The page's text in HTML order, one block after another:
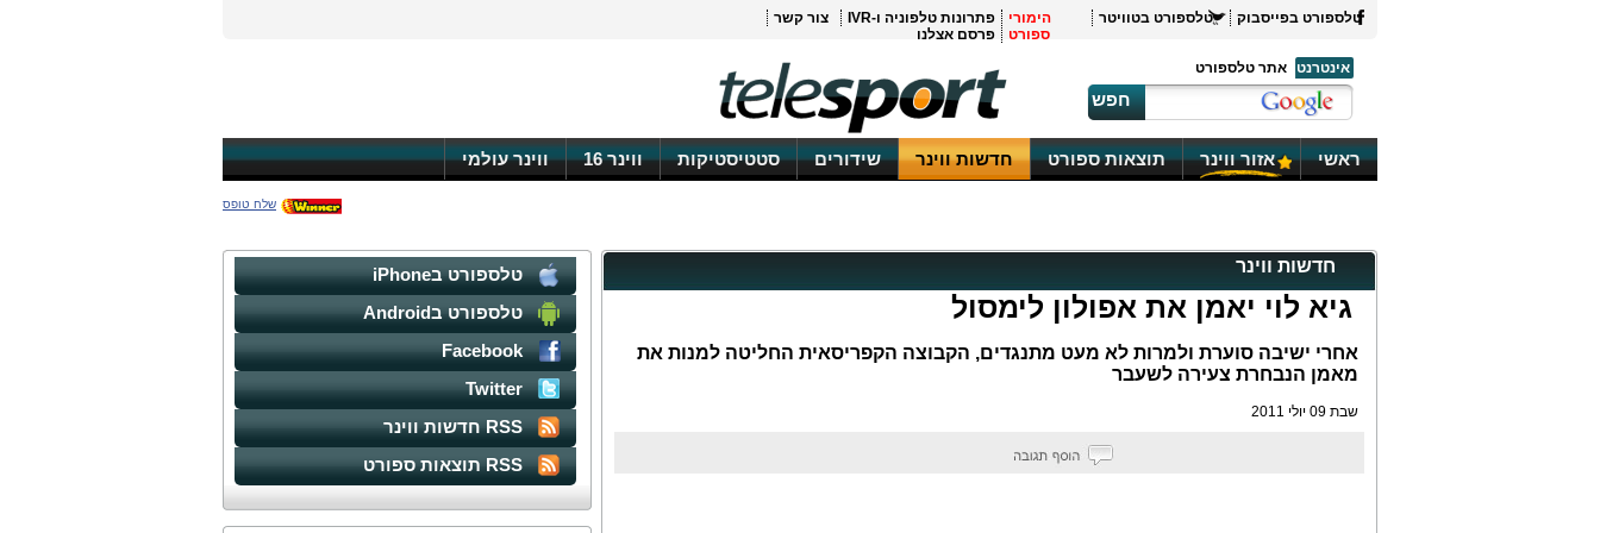
טלספורט בפייסבוק טלספורט בטוויטר
הימורי
ספורט
פתרונות טלפוניה ו-IVR
צור קשר
פרסם אצלנו
אינטרנט
אתר טלספורט
חפש
ראשי אזור ווינר תוצאות ספורט חדשות ווינר שידורים סטטיסטיקות ווינר 16 ווינר עולמי
שלח טופס
חדשות ווינר
גיא לוי יאמן את אפולון לימסול
אחרי ישיבה סוערת ולמרות לא מעט מתנגדים, הקבוצה הקפריסאית החליטה למנות את
מאמן הנבחרת צעירה לשעבר
שבת 09 יולי 2011
טלספורט בiPhone
טלספורט בAndroid
Facebook
Twitter
RSS חדשות ווינר
RSS תוצאות ספורט